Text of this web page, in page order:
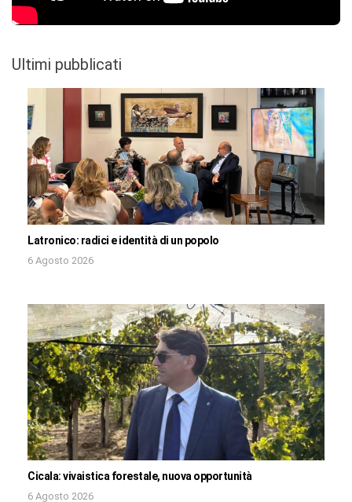
Ultimi pubblicati
Latronico: radici e identità di un popolo
6 Agosto 2026
Cicala: vivaistica forestale, nuova opportunità
6 Agosto 2026